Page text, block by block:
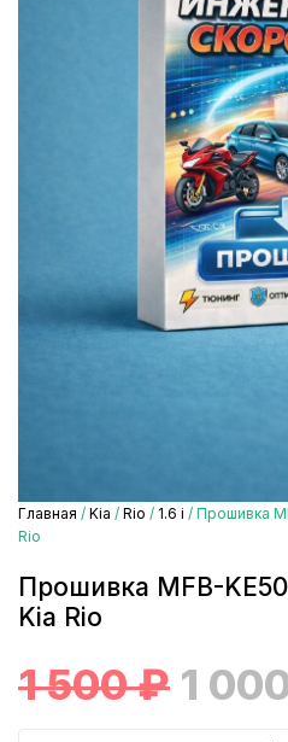
Главная / Kia / Rio / 1.6 i / Прошивка
Rio
Прошивка MFB-
Kia Rio
1 500₽ 1